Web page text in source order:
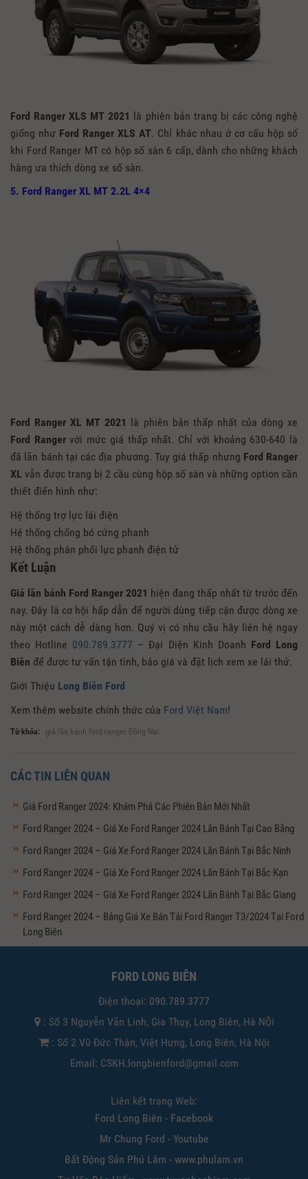
Ford Ranger XLS MT 2021 là phiên bản trang bị các công nghệ
giống như Ford Ranger XLS AT. Chỉ khác nhau ở cơ cấu hộp số
khi Ford Ranger MT có hộp số sàn 6 cấp, dành cho những khách
hàng ưa thích dòng xe số sàn.
5. Ford Ranger XL MT 2.2L 4×4
Ford Ranger XL MT 2021 là phiên bản thấp nhất của dòng xe
Ford Rangervới mức giá thấp nhất. Chỉ với khoảng 630-640 là
đã lăn bánh tại các địa phương. Tuy giá thấp nhưng Ford Ranger
XL vẫn được trang bị 2 cầu cùng hộp số sàn và những option cần
thiết điển hình như:
Hệ thống trợ lực lái điện
Hệ thống chống bó cứng phanh
Hệ thống phân phối lực phanh điện tử
Kết Luận
Giá lăn bánh Ford Ranger 2021 hiện đang thấp nhất từ trước đến
nay. Đây là cơ hội hấp dẫn để người dùng tiếp cận được dòng xe
này một cách dễ dàng hơn. Quý vị có nhu cầu hãy liên hệ ngay
theo Hotline 090.789.3777 – Đại Diện Kinh Doanh Ford Long
Biên để được tư vấn tận tình, báo giá và đặt lịch xem xe lái thử.
Giới Thiệu Long Biên Ford
Xem thêm website chính thức của Ford Việt Nam!
Từ khóa: giá lăn bánh ford ranger Đồng Nai
CÁC TIN LIÊN QUAN
Giá Ford Ranger 2024: Khám Phá Các Phiên Bản Mới Nhất
Ford Ranger 2024 – Giá Xe Ford Ranger 2024 Lăn Bánh Tại Cao Bằng
Ford Ranger 2024 – Giá Xe Ford Ranger 2024 Lăn Bánh Tại Bắc Ninh
Ford Ranger 2024 – Giá Xe Ford Ranger 2024 Lăn Bánh Tại Bắc Kạn
Ford Ranger 2024 – Giá Xe Ford Ranger 2024 Lăn Bánh Tại Bắc Giang
Ford Ranger 2024 – Bảng Giá Xe Bán Tải Ford Ranger T3/2024 Tại Ford
Long Biên
FORD LONG BIÊN
Điện thoại: 090.789.3777
: Số 3 Nguyễn Văn Linh, Gia Thụy, Long Biên, Hà Nội
: Số 2 Vũ Đức Thận, Việt Hưng, Long Biên, Hà Nội
Email: CSKH.longbienford@gmail.com
Liên kết trang Web:
Ford Long Biên - Facebook
Mr Chung Ford - Youtube
Bất Động Sản Phú Lâm - www.phulam.vn